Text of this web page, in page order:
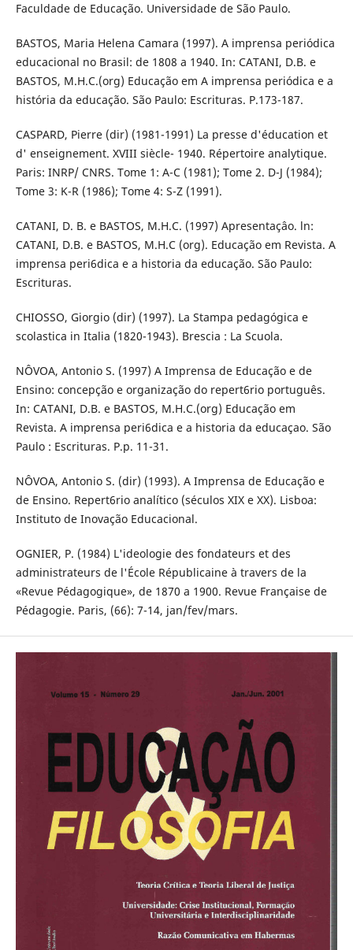
Faculdade de Educação. Universidade de São Paulo.
BASTOS, Maria Helena Camara (1997). A imprensa periódica
educacional no Brasil: de 1808 a 1940. In: CATANI, D.B. e
BASTOS, M.H.C.(org) Educação em A imprensa periódica e a
história da educação. São Paulo: Escrituras. P.173-187.
CASPARD, Pierre (dir) (1981-1991) La presse d'éducation et
d' enseignement. XVIII siècle- 1940. Répertoire analytique.
Paris: INRP/ CNRS. Tome 1: A-C (1981); Tome 2. D-J (1984);
Tome 3: K-R (1986); Tome 4: S-Z (1991).
CATANI, D. B. e BASTOS, M.H.C. (1997) Apresentaçâo. ln:
CATANI, D.B. e BASTOS, M.H.C (org). Educação em Revista. A
imprensa peri6dica e a historia da educação. São Paulo:
Escrituras.
CHIOSSO, Giorgio (dir) (1997). La Stampa pedagógica e
scolastica in Italia (1820-1943). Brescia : La Scuola.
NÔVOA, Antonio S. (1997) A Imprensa de Educação e de
Ensino: concepção e organização do repert6rio português.
In: CATANI, D.B. e BASTOS, M.H.C.(org) Educação em
Revista. A imprensa peri6dica e a historia da educaçao. São
Paulo : Escrituras. P.p. 11-31.
NÔVOA, Antonio S. (dir) (1993). A Imprensa de Educação e
de Ensino. Repert6rio analítico (séculos XIX e XX). Lisboa:
Instituto de Inovação Educacional.
OGNIER, P. (1984) L'ideologie des fondateurs et des
administrateurs de l'École Républicaine à travers de la
«Revue Pédagogique», de 1870 a 1900. Revue Française de
Pédagogie. Paris, (66): 7-14, jan/fev/mars.